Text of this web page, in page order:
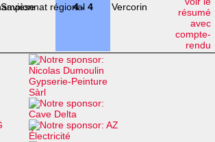
Savièse 4 - 4 Vercorin